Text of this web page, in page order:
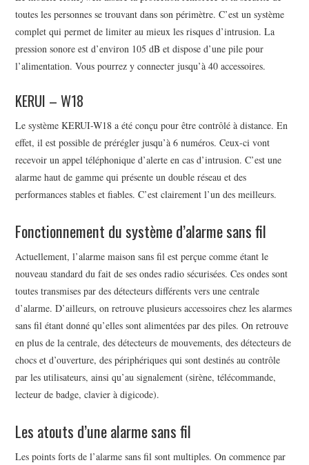
toutes les personnes se trouvant dans son périmètre. C’est un système
complet qui permet de limiter au mieux les risques d’intrusion. La
pression sonore est d’environ 105 dB et dispose d’une pile pour
l’alimentation. Vous pourrez y connecter jusqu’à 40 accessoires.
KERUI – W18
Le système KERUI-W18 a été conçu pour être contrôlé à distance. En
effet, il est possible de prérégler jusqu’à 6 numéros. Ceux-ci vont
recevoir un appel téléphonique d’alerte en cas d’intrusion. C’est une
alarme haut de gamme qui présente un double réseau et des
performances stables et fiables. C’est clairement l’un des meilleurs.
Fonctionnement du système d’alarme sans fil
Actuellement, l’alarme maison sans fil est perçue comme étant le
nouveau standard du fait de ses ondes radio sécurisées. Ces ondes sont
toutes transmises par des détecteurs différents vers une centrale
d’alarme. D’ailleurs, on retrouve plusieurs accessoires chez les alarmes
sans fil étant donné qu’elles sont alimentées par des piles. On retrouve
en plus de la centrale, des détecteurs de mouvements, des détecteurs de
chocs et d’ouverture, des périphériques qui sont destinés au contrôle
par les utilisateurs, ainsi qu’au signalement (sirène, télécommande,
lecteur de badge, clavier à digicode).
Les atouts d’une alarme sans fil
Les points forts de l’alarme sans fil sont multiples. On commence par